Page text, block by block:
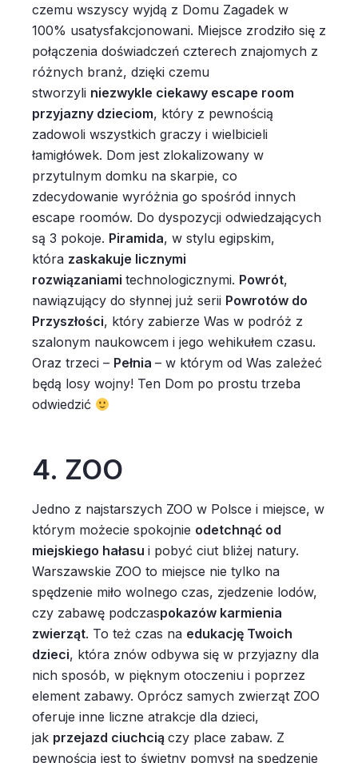
czemu wszyscy wyjdą z Domu Zagadek w
100% usatysfakcjonowani. Miejsce zrodziło się z
połączenia doświadczeń czterech znajomych z
różnych branż, dzięki czemu
stworzyli niezwykle ciekawy escape room
przyjazny dzieciom, który z pewnością
zadowoli wszystkich graczy i wielbicieli
łamigłówek. Dom jest zlokalizowany w
przytulnym domku na skarpie, co
zdecydowanie wyróżnia go spośród innych
escape roomów. Do dyspozycji odwiedzających
są 3 pokoje. Piramida, w stylu egipskim,
która zaskakuje licznymi
rozwiązaniami technologicznymi. Powrót,
nawiązujący do słynnej już serii Powrotów do
Przyszłości, który zabierze Was w podróż z
szalonym naukowcem i jego wehikułem czasu.
Oraz trzeci – Pełnia – w którym od Was zależeć
będą losy wojny! Ten Dom po prostu trzeba
odwiedzić
4. ZOO
Jedno z najstarszych ZOO w Polsce i miejsce, w
którym możecie spokojnie odetchnąć od
miejskiego hałasu i pobyć ciut bliżej natury.
Warszawskie ZOO to miejsce nie tylko na
spędzenie miło wolnego czas, zjedzenie lodów,
czy zabawę podczaspokazów karmienia
zwierząt. To też czas na edukację Twoich
dzieci, która znów odbywa się w przyjazny dla
nich sposób, w pięknym otoczeniu i poprzez
element zabawy. Oprócz samych zwierząt ZOO
oferuje inne liczne atrakcje dla dzieci,
jak przejazd ciuchcią czy place zabaw. Z
pewnością jest to świetny pomysł na spędzenie